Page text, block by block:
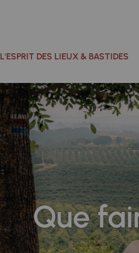
L'ESPRIT DES LIEUX & BASTIDES
Que